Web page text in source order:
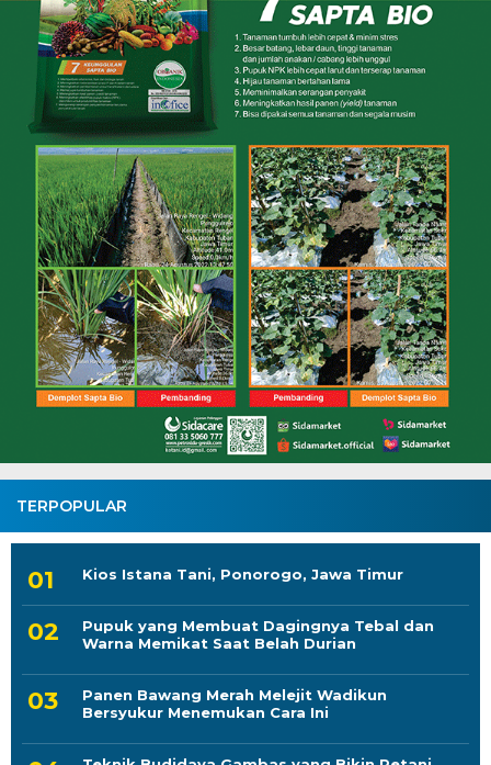
TERPOPULAR
Kios Istana Tani, Ponorogo, Jawa Timur
Pupuk yang Membuat Dagingnya Tebal dan
Warna Memikat Saat Belah Durian
Panen Bawang Merah Melejit Wadikun
Bersyukur Menemukan Cara Ini